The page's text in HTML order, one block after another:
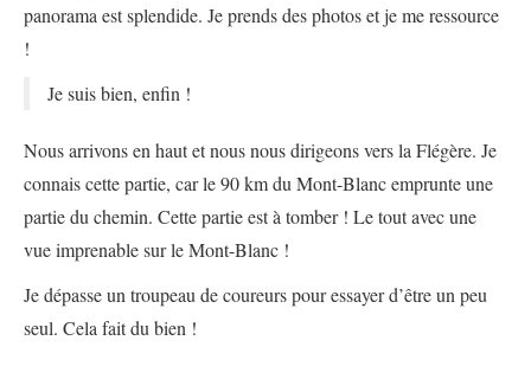
panorama est splendide. Je prends des photos et je me ressource
!
Je suis bien, enfin !
Nous arrivons en haut et nous nous dirigeons vers la Flégère. Je
connais cette partie, car le 90 km du Mont-Blanc emprunte une
partie du chemin. Cette partie est à tomber ! Le tout avec une
vue imprenable sur le Mont-Blanc !
Je dépasse un troupeau de coureurs pour essayer d’être un peu
seul. Cela fait du bien !